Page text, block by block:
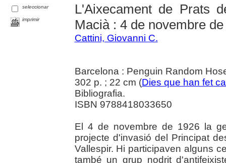
seleccionar
imprimir
L'Aixecament de Prats
Macià : 4 de novembre
Cattini, Giovanni C.
Barcelona : Penguin Random
302 p. ; 22 cm (Dies que han fet
Bibliografia.
ISBN 9788418033650
El 4 de novembre de 1926 la
projecte d'invasió del Principat
Vallespir. Hi participaven alguns
també un grup nodrit